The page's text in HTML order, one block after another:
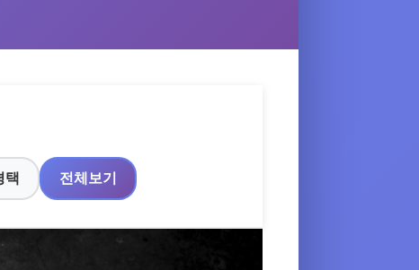
택 전체보기